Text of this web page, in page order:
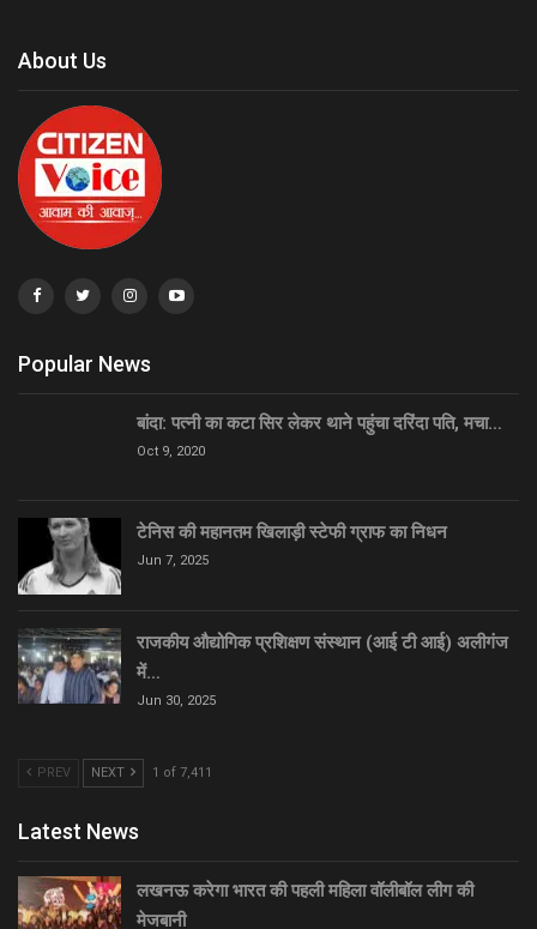
About Us
Popular News
बांदा: पत्नी का कटा सिर लेकर थाने पहुंचा दरिंदा पति, मचा…
Oct 9, 2020
टेनिस की महानतम खिलाड़ी स्टेफी ग्राफ का निधन
Jun 7, 2025
राजकीय औद्योगिक प्रशिक्षण संस्थान (आई टी आई) अलीगंज
में…
Jun 30, 2025
PREV NEXT 1 of 7,411
Latest News
लखनऊ करेगा भारत की पहली महिला वॉलीबॉल लीग की
मेजबानी